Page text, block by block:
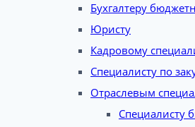
Бухгалтеру
Юристу
Кадровому
Специалисту по
Отраслевым
Специалисту